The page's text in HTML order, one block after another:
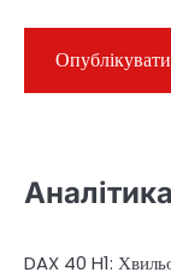
Аналітика
DAX 40 H1: